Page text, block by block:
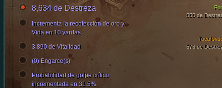
573 de
555 de
8,634 de Destreza
Incrementa la recolección de oro y
Vida en 10 yardas.
3,890 de Vitalidad
(0) Engarce(s)
Probabilidad de golpe crítico
incrementada en 31.5%.